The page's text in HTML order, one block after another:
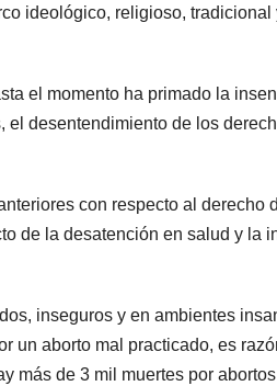
ideológico, religioso,
el momento ha primado la
desentendimiento de los
con respecto al derecho
de la desatención en salud y la
inseguros y en ambientes
un aborto mal practicado, es
más de 3 mil muertes por